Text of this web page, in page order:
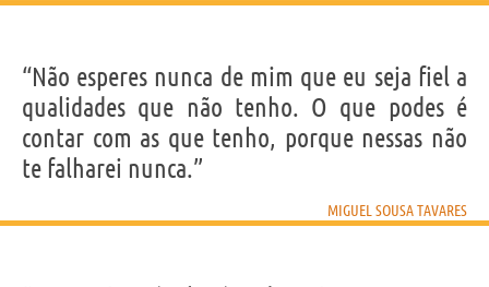
“Não esperes nunca de mim que eu seja fiel a
qualidades que não tenho. O que podes é
contar com as que tenho, porque nessas não
te falharei nunca.”
MIGUEL SOUSA TAVARES